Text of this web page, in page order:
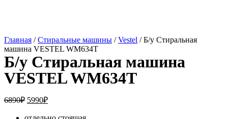
Главная /Стиральные машины /Vestel / Б/у Стиральная
машина VESTEL WM634T
Б/у Стиральная машина
VESTEL WM634T
6890₽ 5990₽